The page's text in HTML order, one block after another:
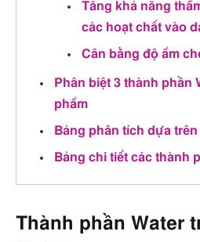
Tăng khả năng
các hoạt chất vào
Cân bằng độ ẩm
Phân biệt 3 thành phần
phẩm
Bảng phân tích dựa
Bảng chi tiết các thành
Thành phần Water